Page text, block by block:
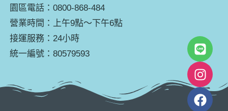
園區電話：0800-868-484
營業時間：上午9點～下午6點
接運服務：24小時
統一編號：80579593